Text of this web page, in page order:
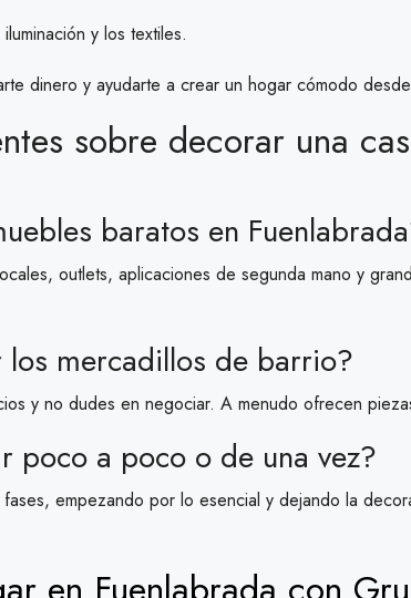
y los textiles.
dinero y ayudarte a crear un hogar cómodo
sobre decorar una
baratos en
outlets, aplicaciones de segunda mano y
mercadillos de barrio?
y no dudes en negociar. A menudo ofrecen
poco a poco o de una vez?
empezando por lo esencial y dejando la